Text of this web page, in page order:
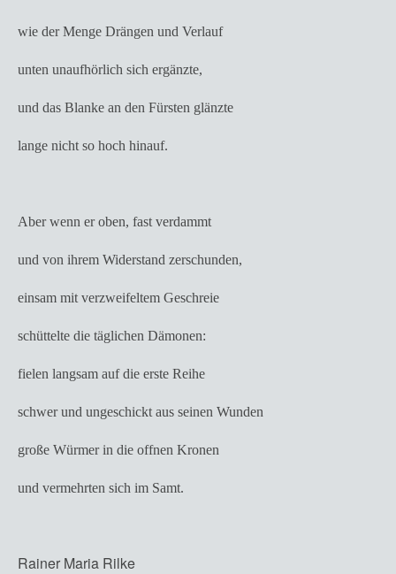
wie der Menge Drängen und Verlauf
unten unaufhörlich sich ergänzte,
und das Blanke an den Fürsten glänzte
lange nicht so hoch hinauf.
Aber wenn er oben, fast verdammt
und von ihrem Widerstand zerschunden,
einsam mit verzweifeltem Geschreie
schüttelte die täglichen Dämonen:
fielen langsam auf die erste Reihe
schwer und ungeschickt aus seinen Wunden
große Würmer in die offnen Kronen
und vermehrten sich im Samt.
Rainer Maria Rilke